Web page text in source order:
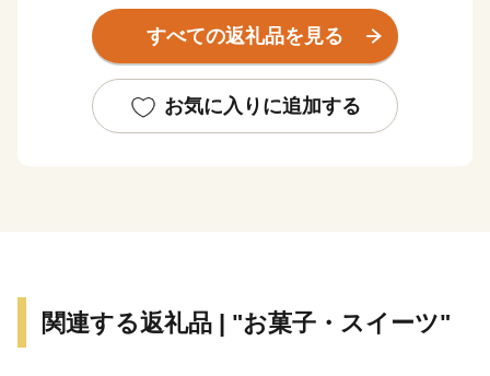
古屋の魅力は国内外に広がってきています。また、アジ
ア・アジアパラ競技大会の開催や、リニア中央新幹線の
地域経済のさらなる発展が期待されます。
すべての返礼品を見る
お気に入りに追加する
関連する返礼品 | "お菓子・スイーツ"